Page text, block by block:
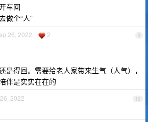
车回
做个“人”
9
26, 2022 2
是得回。需要给老人家带来生气（人气），
伴是实实在在的
10
2022